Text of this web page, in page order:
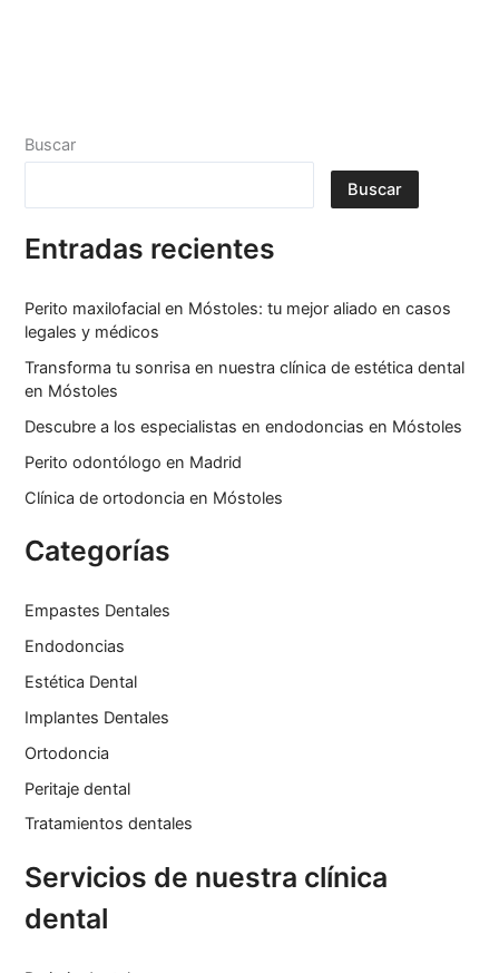
Buscar
Buscar
Entradas recientes
Perito maxilofacial en Móstoles: tu mejor aliado en casos
legales y médicos
Transforma tu sonrisa en nuestra clínica de estética dental
en Móstoles
Descubre a los especialistas en endodoncias en Móstoles
Perito odontólogo en Madrid
Clínica de ortodoncia en Móstoles
Categorías
Empastes Dentales
Endodoncias
Estética Dental
Implantes Dentales
Ortodoncia
Peritaje dental
Tratamientos dentales
Servicios de nuestra clínica
dental